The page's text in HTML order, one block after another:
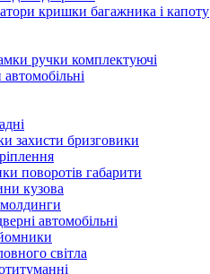
кришки багажника і капоту
ручки комплектуючі
захисти бризговики
поворотів габарити
кузова
автомобільні
світла